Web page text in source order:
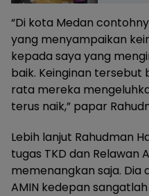
“Di kota Medan
yang menyampaikan
kepada saya yang
baik. Keinginan
rata mereka
terus naik,” papar
Lebih lanjut Rahudman
tugas TKD dan Relawan
memenangkan saja. Dia
AMIN kedepan